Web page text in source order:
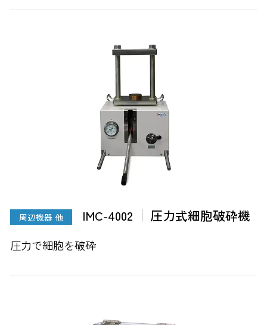
周辺機器 他 IMC-4002 圧力式細胞破砕機
圧力で細胞を破砕